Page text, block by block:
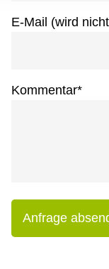
E-Mail (wird
Kommentar*
Anfrage